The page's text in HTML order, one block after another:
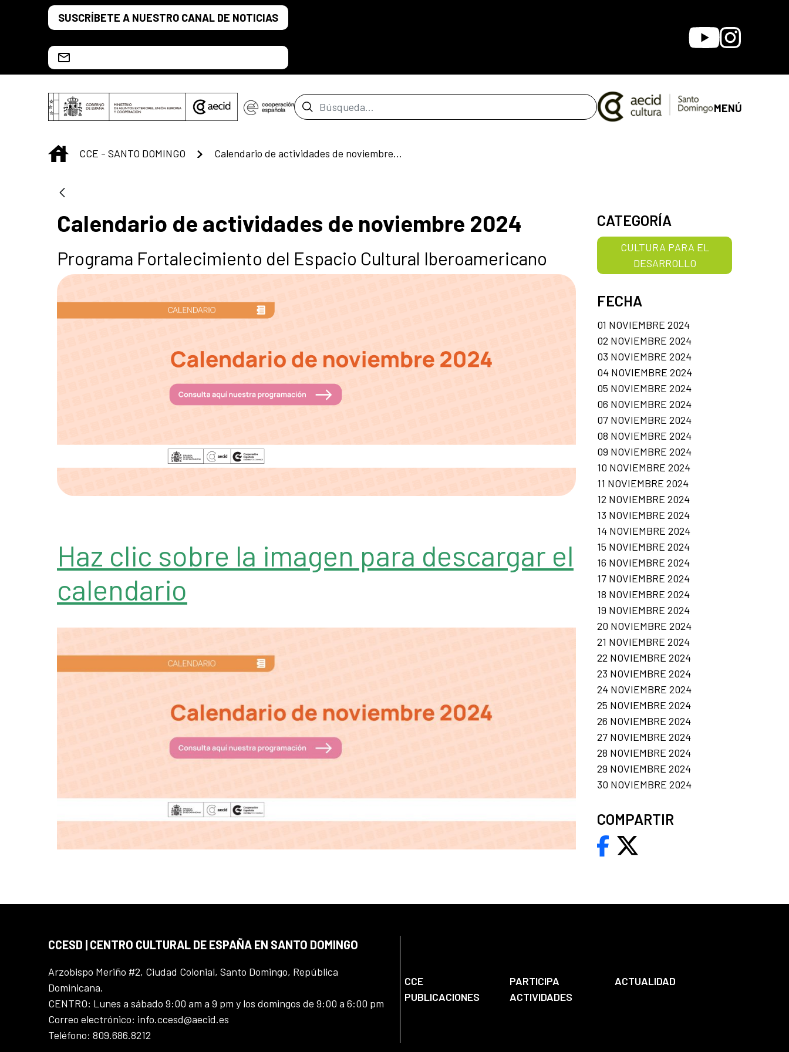
Saltar al contenido principal
SUSCRÍBETE A NUESTRO CANAL DE NOTICIAS
YoutubeInstagram
Barra de búsqueda MENÚ
INICIO
CCE - SANTO DOMINGO Calendario de actividades de noviembre 2024
Calendario de actividades de noviembre 2024
Programa Fortalecimiento del Espacio Cultural Iberoamericano
Haz clic sobre la imagen para descargar el
calendario
CATEGORÍA
CULTURA PARA EL
DESARROLLO
FECHA
01 NOVIEMBRE 2024
02 NOVIEMBRE 2024
03 NOVIEMBRE 2024
04 NOVIEMBRE 2024
05 NOVIEMBRE 2024
06 NOVIEMBRE 2024
07 NOVIEMBRE 2024
08 NOVIEMBRE 2024
09 NOVIEMBRE 2024
10 NOVIEMBRE 2024
11 NOVIEMBRE 2024
12 NOVIEMBRE 2024
13 NOVIEMBRE 2024
14 NOVIEMBRE 2024
15 NOVIEMBRE 2024
16 NOVIEMBRE 2024
17 NOVIEMBRE 2024
18 NOVIEMBRE 2024
19 NOVIEMBRE 2024
20 NOVIEMBRE 2024
21 NOVIEMBRE 2024
22 NOVIEMBRE 2024
23 NOVIEMBRE 2024
24 NOVIEMBRE 2024
25 NOVIEMBRE 2024
26 NOVIEMBRE 2024
27 NOVIEMBRE 2024
28 NOVIEMBRE 2024
29 NOVIEMBRE 2024
30 NOVIEMBRE 2024
COMPARTIR
CCESD | CENTRO CULTURAL DE ESPAÑA EN SANTO DOMINGO
Arzobispo Meriño #2, Ciudad Colonial, Santo Domingo, República
Dominicana.
CENTRO: Lunes a sábado 9:00 am a 9 pm y los domingos de 9:00 a 6:00 pm
Correo electrónico: info.ccesd@aecid.es
Teléfono: 809.686.8212
CCE PARTICIPA
ACTUALIDAD
PUBLICACIONES
ACTIVIDADES